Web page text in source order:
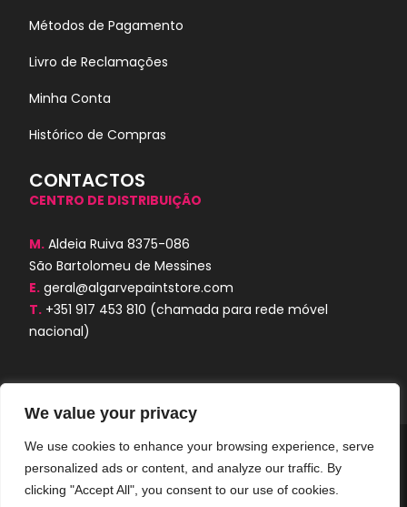
We value your privacy
We use cookies to enhance your browsing experience, serve
personalized ads or content, and analyze our traffic. By
clicking "Accept All", you consent to our use of cookies.
Métodos de Pagamento
Livro de Reclamações
Minha Conta
Histórico de Compras
CONTACTOS
CENTRO DE DISTRIBUIÇÃO
M. Aldeia Ruiva 8375-086
São Bartolomeu de Messines
E. geral@algarvepaintstore.com
T. +351 917 453 810 (chamada para rede móvel
nacional)
Algarve Paint Store © 2024. Todos os
direitos reservados. Desenvolvido por
AORUBRO.PT